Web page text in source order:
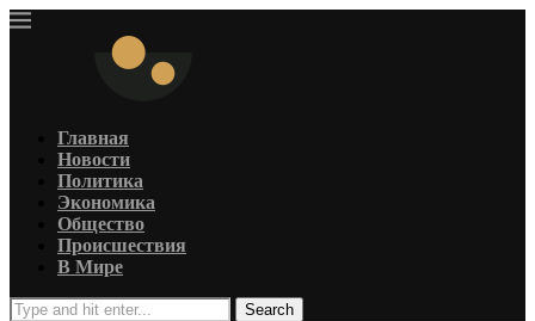
Главная
Новости
Политика
Экономика
Общество
Происшествия
В Мире
Search